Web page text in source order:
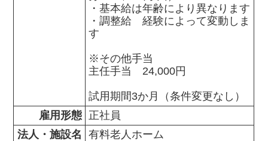
・基本給は年齢により異なります
・調整給　経験によって変動しま
す
※その他手当
主任手当　24,000円
試用期間3か月（条件変更なし）
雇用形態 正社員
法人・施設名
有料老人ホーム